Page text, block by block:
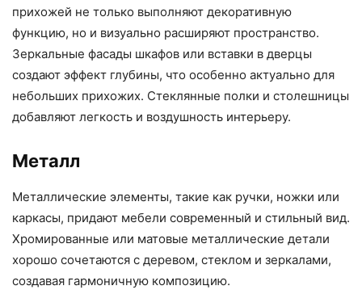
прихожей не только выполняют декоративную
функцию, но и визуально расширяют пространство.
Зеркальные фасады шкафов или вставки в дверцы
создают эффект глубины, что особенно актуально для
небольших прихожих. Стеклянные полки и столешницы
добавляют легкость и воздушность интерьеру.
Металл
Металлические элементы, такие как ручки, ножки или
каркасы, придают мебели современный и стильный вид.
Хромированные или матовые металлические детали
хорошо сочетаются с деревом, стеклом и зеркалами,
создавая гармоничную композицию.